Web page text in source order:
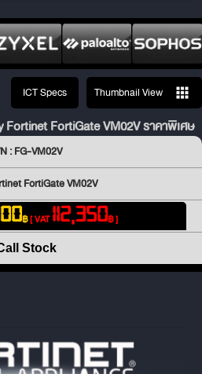
ICT Specs Thumbnail View
Fortinet FortiGate VM02V ราคาพิเศษ
: FG-VM02V
FortiGate VM02V
฿[ VAT112,350฿ ]
Stock